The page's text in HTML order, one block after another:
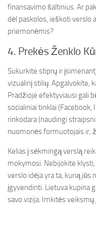
finansavimo šaltinius. Ar
dėl paskolos, ieškoti verslo
priemonėmis?
4. Prekės Ženklo
Sukurkite stiprų ir
vizualinį stilių. Apgalvokite,
Pradžioje efektyviausi gali
socialiniai tinklai
rinkodara (naudingi
nuomonės formuotojais ir,
Kelias į sėkmingą verslą
mokymosi. Nebijokite
verslo idėja yra ta, kurią jūs
įgyvendinti. Lietuva kupina
savo vizija. Imkitės veiksmų